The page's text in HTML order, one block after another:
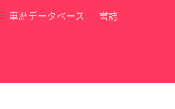
車歴データベース 書誌